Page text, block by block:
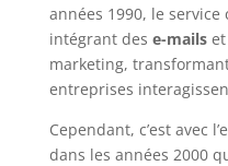
années 1990, le
intégrant des e-mailset
marketing,
entreprises
Cependant, c’est avec
dans les années 2000